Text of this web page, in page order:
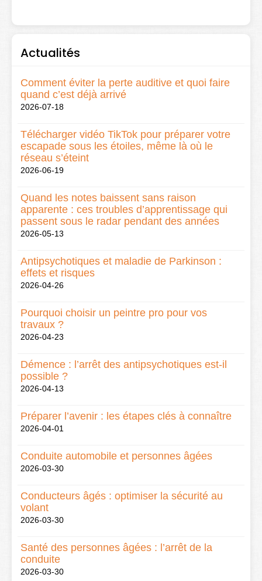
Actualités
Comment éviter la perte auditive et quoi faire
quand c’est déjà arrivé
2026-07-18
Télécharger vidéo TikTok pour préparer votre
escapade sous les étoiles, même là où le
réseau s’éteint
2026-06-19
Quand les notes baissent sans raison
apparente : ces troubles d’apprentissage qui
passent sous le radar pendant des années
2026-05-13
Antipsychotiques et maladie de Parkinson :
effets et risques
2026-04-26
Pourquoi choisir un peintre pro pour vos
travaux ?
2026-04-23
Démence : l’arrêt des antipsychotiques est-il
possible ?
2026-04-13
Préparer l’avenir : les étapes clés à connaître
2026-04-01
Conduite automobile et personnes âgées
2026-03-30
Conducteurs âgés : optimiser la sécurité au
volant
2026-03-30
Santé des personnes âgées : l’arrêt de la
conduite
2026-03-30